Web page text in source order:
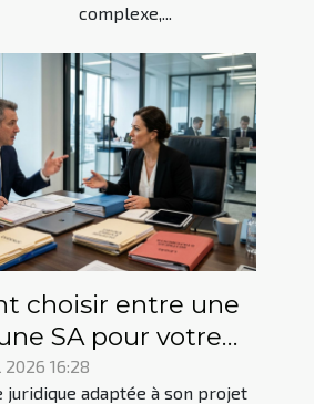
complexe,...
choisir entre une
SA pour votre
?
16:28
juridique adaptée à son projet